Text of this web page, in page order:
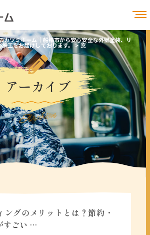
カツミホーム｜船橋市から安心安全な外壁塗装、リ
工をお届けしております。>窓
アーカイブ
Archive
ングのメリットとは？節約・
すごい …